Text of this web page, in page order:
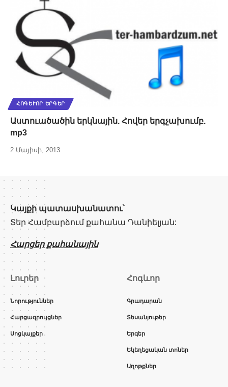
ՀՈԳԵՒՈՐ ԵՐԳԵՐ
Աստուածածին երկնային. Հովեր երգչախումբ.
mp3
2 Մայիսի, 2013
Կայքի պատասխանատու՝
Տեր Համբարձում քահանա Դանիելյան:
Հարցեր քահանային
Լուրեր
Նորություններ
Հարցազրույցներ
Սոցկայքեր
Հոգևոր
Գրադարան
Տեսանյութեր
Երգեր
Եկեղեցական տոներ
Աղոթքներ